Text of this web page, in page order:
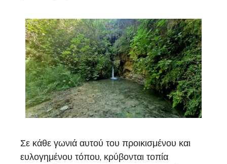
Σε κάθε γωνιά αυτού του προικισμένου και
ευλογημένου τόπου, κρύβονται τοπία